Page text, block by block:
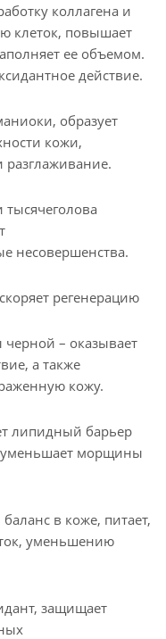
коллагена и
клеток, повышает
ее объемом.
действие.
образует
кожи,
разглаживание.
тысячеголова
несовершенства.
регенерацию
– оказывает
а также
кожу.
липидный барьер
морщины
в коже, питает,
уменьшению
защищает